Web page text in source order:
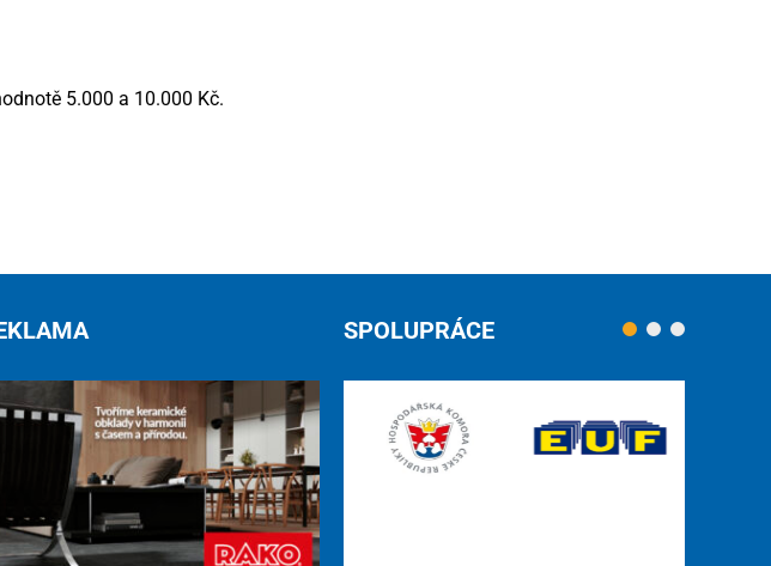
5.000 a 10.000 Kč.
SPOLUPRÁCE